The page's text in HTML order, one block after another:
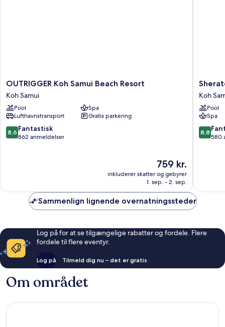
OUTRIGGER
Koh
Samui
Beach
Resort
Koh
Samui
OUTRIGGER Koh Samui Beach Resort
Koh Samui
Pool
Spa
Lufthavnstransport
Gratis parkering
8.6
ud
8,6 Fantastisk
862 anmeldelser
Prisen
er
759 kr.
759 kr.
inkluderer skatter og gebyrer
1. sep. - 2. sep.
Samui
Resort
Koh
Samui
Koh
Pool
Spa
8.8
ud
8,8
580
Sammenlign lignende overnatningssteder
Log på for at se tilgængelige rabatter og fordele. Flere
fordele til flere eventyr.
Log på Tilmeld dig nu – det er gratis
Om området